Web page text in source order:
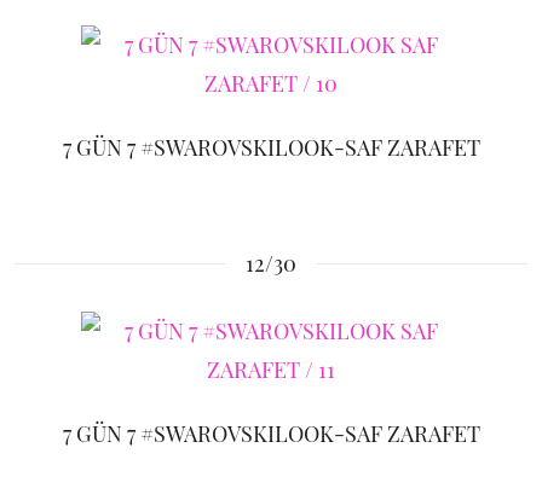
7 GÜN 7 #SWAROVSKILOOK-SAF ZARAFET
12/30
7 GÜN 7 #SWAROVSKILOOK-SAF ZARAFET